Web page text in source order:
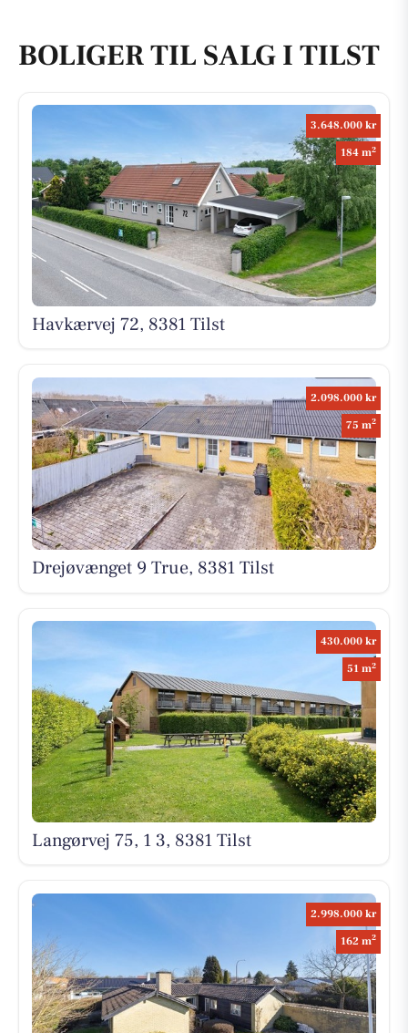
BOLIGER TIL SALG I TILST
3.648.000 kr
184 m2
Havkærvej 72, 8381 Tilst
2.098.000 kr
75 m2
Drejøvænget 9 True, 8381 Tilst
430.000 kr
51 m2
Langørvej 75, 1 3, 8381 Tilst
2.998.000 kr
162 m2